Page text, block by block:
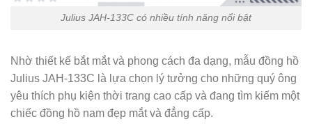
Julius JAH-133C có nhiều tính năng nổi bật
Nhờ thiết kế bắt mắt và phong cách đa dạng, mẫu đồng hồ
Julius JAH-133C là lựa chọn lý tưởng cho những quý ông
yêu thích phụ kiện thời trang cao cấp và đang tìm kiếm một
chiếc đồng hồ nam đẹp mắt và đẳng cấp.